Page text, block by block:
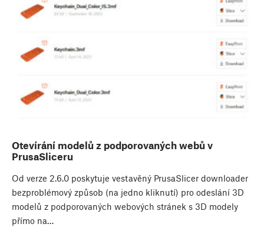
Otevírání modelů z podporovaných webů v
PrusaSliceru
Od verze 2.6.0 poskytuje vestavěný PrusaSlicer downloader
bezproblémový způsob (na jedno kliknutí) pro odeslání 3D
modelů z podporovaných webových stránek s 3D modely
přímo na…